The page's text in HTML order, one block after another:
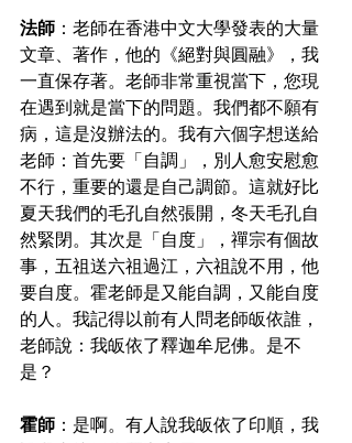
法師 ：老師在香港中文大學發表的大量
文章、著作，他的《絕對與圓融》，我
一直保存著。老師非常重視當下，您現
在遇到就是當下的問題。我們都不願有
病，這是沒辦法的。我有六個字想送給
老師：首先要「自調」，別人愈安慰愈
不行，重要的還是自己調節。這就好比
夏天我們的毛孔自然張開，冬天毛孔自
然緊閉。其次是「自度」，禪宗有個故
事，五祖送六祖過江，六祖說不用，他
要自度。霍老師是又能自調，又能自度
的人。我記得以前有人問老師皈依誰，
老師說：我皈依了釋迦牟尼佛。是不
是？
霍師 ：是啊。有人說我皈依了印順，我